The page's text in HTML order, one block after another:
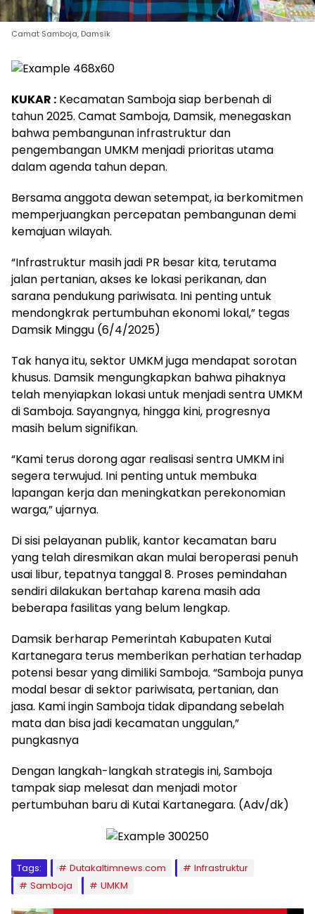
Camat Samboja, Damsik
KUKAR : Kecamatan Samboja siap berbenah di
tahun 2025. Camat Samboja, Damsik, menegaskan
bahwa pembangunan infrastruktur dan
pengembangan UMKM menjadi prioritas utama
dalam agenda tahun depan.
Bersama anggota dewan setempat, ia berkomitmen
memperjuangkan percepatan pembangunan demi
kemajuan wilayah.
“Infrastruktur masih jadi PR besar kita, terutama
jalan pertanian, akses ke lokasi perikanan, dan
sarana pendukung pariwisata. Ini penting untuk
mendongkrak pertumbuhan ekonomi lokal,” tegas
Damsik Minggu (6/4/2025)
Tak hanya itu, sektor UMKM juga mendapat sorotan
khusus. Damsik mengungkapkan bahwa pihaknya
telah menyiapkan lokasi untuk menjadi sentra UMKM
di Samboja. Sayangnya, hingga kini, progresnya
masih belum signifikan.
“Kami terus dorong agar realisasi sentra UMKM ini
segera terwujud. Ini penting untuk membuka
lapangan kerja dan meningkatkan perekonomian
warga,” ujarnya.
Di sisi pelayanan publik, kantor kecamatan baru
yang telah diresmikan akan mulai beroperasi penuh
usai libur, tepatnya tanggal 8. Proses pemindahan
sendiri dilakukan bertahap karena masih ada
beberapa fasilitas yang belum lengkap.
Damsik berharap Pemerintah Kabupaten Kutai
Kartanegara terus memberikan perhatian terhadap
potensi besar yang dimiliki Samboja. “Samboja punya
modal besar di sektor pariwisata, pertanian, dan
jasa. Kami ingin Samboja tidak dipandang sebelah
mata dan bisa jadi kecamatan unggulan,”
pungkasnya
Dengan langkah-langkah strategis ini, Samboja
tampak siap melesat dan menjadi motor
pertumbuhan baru di Kutai Kartanegara. (Adv/dk)
Tags: Dutakaltimnews.com
Infrastruktur
Samboja
UMKM